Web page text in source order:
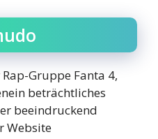
Gruppe Fanta 4,
beträchtliches
beeindruckend
Website